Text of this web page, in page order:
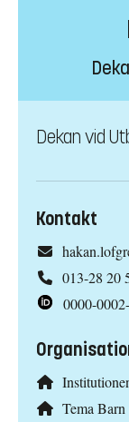
Dekan vid
Kontakt
013-28 20
0000-
Tema